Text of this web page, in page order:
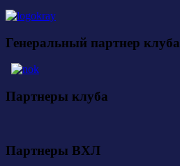
Генеральный партнер клуба
Партнеры клуба
Партнеры ВХЛ